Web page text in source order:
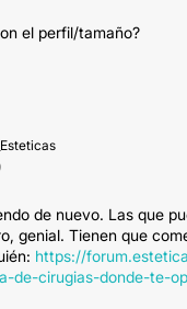
el perfil/tamaño?
de nuevo. Las que
genial. Tienen que
https://
de-cirugias-donde-te-